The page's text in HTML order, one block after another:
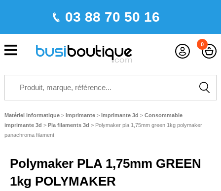
03 88 70 50 16
0
Matériel informatique > Imprimante > Imprimante 3d > Consommable
imprimante 3d > Pla filaments 3d > Polymaker pla 1,75mm green 1kg polymaker
panachroma filament
Polymaker PLA 1,75mm GREEN
1kg POLYMAKER